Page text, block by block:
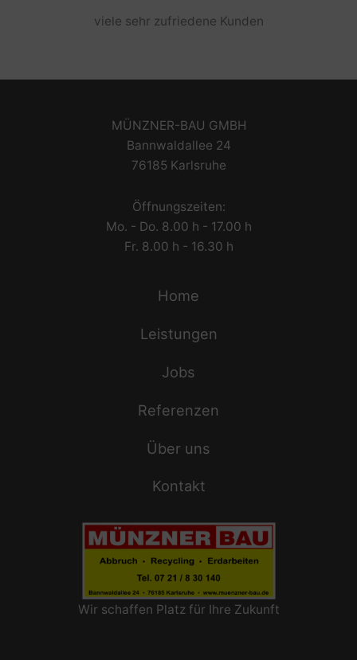
viele sehr zufriedene Kunden
MÜNZNER-BAU GMBH
Bannwaldallee 24
76185 Karlsruhe
Öffnungszeiten:
Mo. - Do. 8.00 h - 17.00 h
Fr. 8.00 h - 16.30 h
Home
Leistungen
Jobs
Referenzen
Über uns
Kontakt
Wir schaffen Platz für Ihre Zukunft